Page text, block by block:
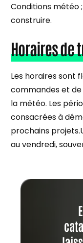
Conditions météo
construire.
Horaires de
Les horaires sont
commandes et
la météo. Les
consacrées à
prochains
au vendredi,